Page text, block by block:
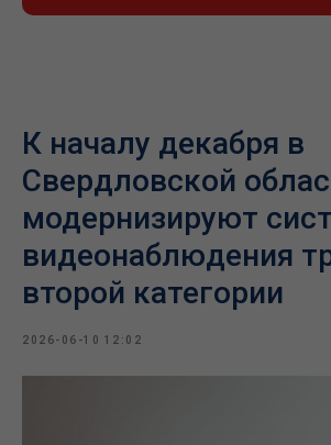
К началу декабря в
Свердловской
модернизируют
видеонаблюдения
второй категории
2026-06-10 12:02